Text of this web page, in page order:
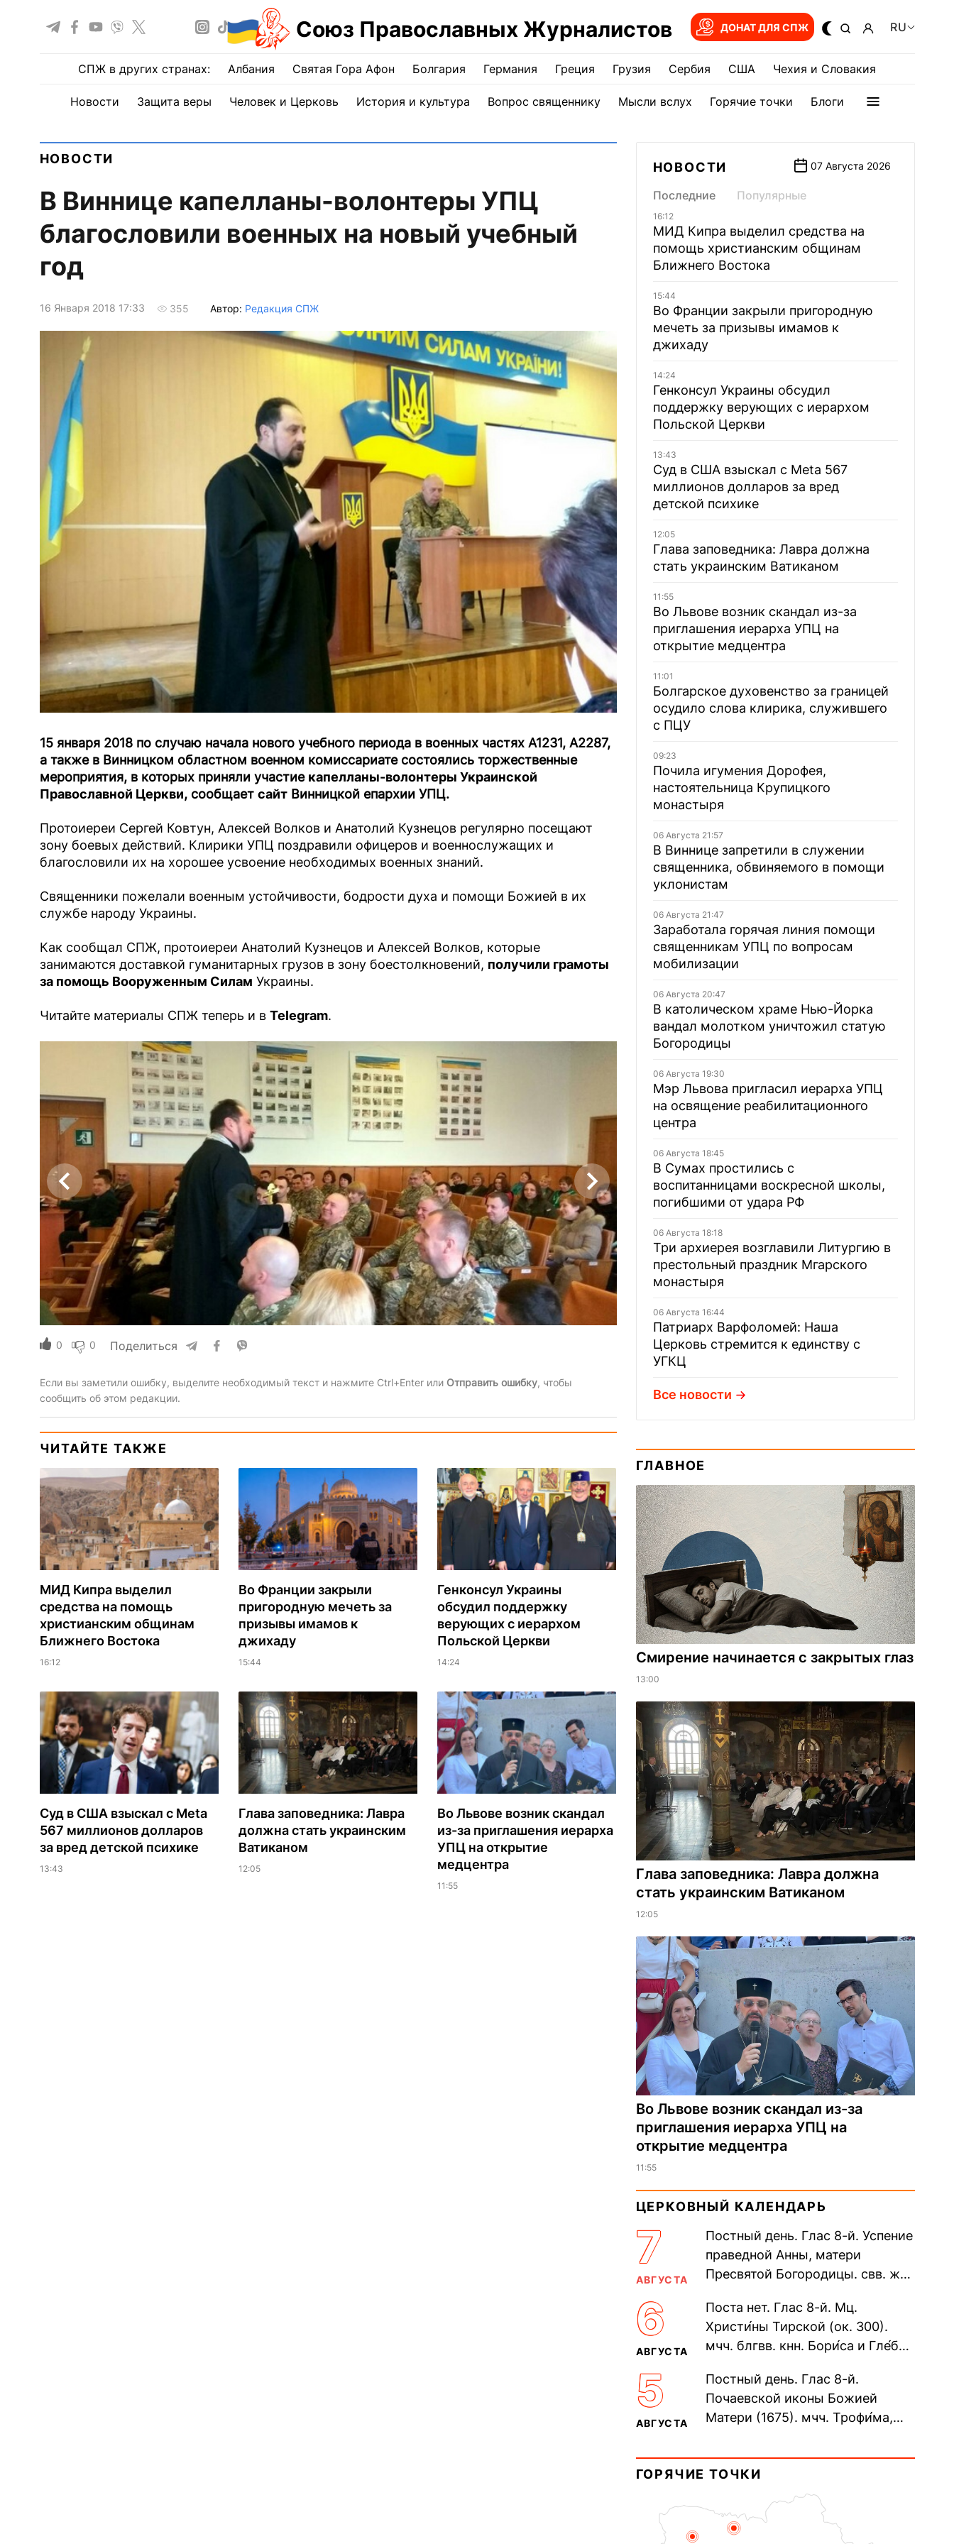
Союз Православных Журналистов ДОНАТ ДЛЯ СПЖ RU
СПЖ в других странах: Албания Святая Гора Афон Болгария Германия Греция Грузия Сербия США Чехия и Словакия
Новости Защита веры Человек и Церковь История и культура Вопрос священнику Мысли вслух Горячие точки Блоги
НОВОСТИ
В Виннице капелланы-волонтеры УПЦ
благословили военных на новый учебный
год
16 Января 2018 17:33 355 Автор: Редакция СПЖ
15 января 2018 по случаю начала нового учебного периода в военных частях А1231, А2287,
а также в Винницком областном военном комиссариате состоялись торжественные
мероприятия, в которых приняли участие капелланы-волонтеры Украинской
Православной Церкви, сообщает сайтВинницкой епархии УПЦ.
Протоиереи Сергей Ковтун, Алексей Волков и Анатолий Кузнецов регулярно посещают
зону боевых действий. Клирики УПЦ поздравили офицеров и военнослужащих и
благословили их на хорошее усвоение необходимых военных знаний.
Священники пожелали военным устойчивости, бодрости духа и помощи Божией в их
службе народу Украины.
Как сообщал СПЖ, протоиереи Анатолий Кузнецов и Алексей Волков, которые
занимаются доставкой гуманитарных грузов в зону боестолкновений, получили грамоты
за помощь Вооруженным Силам Украины.
Читайте материалы СПЖ теперь и в Telegram.
0 0 Поделиться
Если вы заметили ошибку, выделите необходимый текст и нажмите Ctrl+Enter или Отправить ошибку, чтобы
сообщить об этом редакции.
ЧИТАЙТЕ ТАКЖЕ
МИД Кипра выделил
средства на помощь
христианским общинам
Ближнего Востока
16:12
Во Франции закрыли
пригородную мечеть за
призывы имамов к
джихаду
15:44
Генконсул Украины
обсудил поддержку
верующих с иерархом
Польской Церкви
14:24
Суд в США взыскал с Meta
567 миллионов долларов
за вред детской психике
13:43
Глава заповедника: Лавра
должна стать украинским
Ватиканом
12:05
Во Львове возник скандал
из-за приглашения иерарха
УПЦ на открытие
медцентра
11:55
НОВОСТИ 07 Августа 2026
Последние Популярные
16:12
МИД Кипра выделил средства на
помощь христианским общинам
Ближнего Востока
15:44
Во Франции закрыли пригородную
мечеть за призывы имамов к
джихаду
14:24
Генконсул Украины обсудил
поддержку верующих с иерархом
Польской Церкви
13:43
Суд в США взыскал с Meta 567
миллионов долларов за вред
детской психике
12:05
Глава заповедника: Лавра должна
стать украинским Ватиканом
11:55
Во Львове возник скандал из-за
приглашения иерарха УПЦ на
открытие медцентра
11:01
Болгарское духовенство за границей
осудило слова клирика, служившего
с ПЦУ
09:23
Почила игумения Дорофея,
настоятельница Крупицкого
монастыря
06 Августа 21:57
В Виннице запретили в служении
священника, обвиняемого в помощи
уклонистам
06 Августа 21:47
Заработала горячая линия помощи
священникам УПЦ по вопросам
мобилизации
06 Августа 20:47
В католическом храме Нью-Йорка
вандал молотком уничтожил статую
Богородицы
06 Августа 19:30
Мэр Львова пригласил иерарха УПЦ
на освящение реабилитационного
центра
06 Августа 18:45
В Сумах простились с
воспитанницами воскресной школы,
погибшими от удара РФ
06 Августа 18:18
Три архиерея возглавили Литургию в
престольный праздник Мгарского
монастыря
06 Августа 16:44
Патриарх Варфоломей: Наша
Церковь стремится к единству с
УГКЦ
Все новости
ГЛАВНОЕ
Смирение начинается с закрытых глаз
13:00
Глава заповедника: Лавра должна
стать украинским Ватиканом
12:05
Во Львове возник скандал из-за
приглашения иерарха УПЦ на
открытие медцентра
11:55
ЦЕРКОВНЫЙ КАЛЕНДАРЬ
7
АВГУСТА
Постный день. Глас 8-й. Успение
праведной Анны, матери
Пресвятой Богородицы. свв. жен
прп. Евпракси́и девы,...
6
АВГУСТА
Поста нет. Глас 8-й. Мц.
Христи́ны Тирской (ок. 300).
мчч. блгвв. кнн. Бори́са и Гле́ба,
Дави́да (1015). Прп....
5
АВГУСТА
Постный день. Глас 8-й.
Почаевской иконы Божией
Матери (1675). мчч. Трофи́ма,
мучеников (284–305). прав.
воина Фео́дора...
ГОРЯЧИЕ ТОЧКИ